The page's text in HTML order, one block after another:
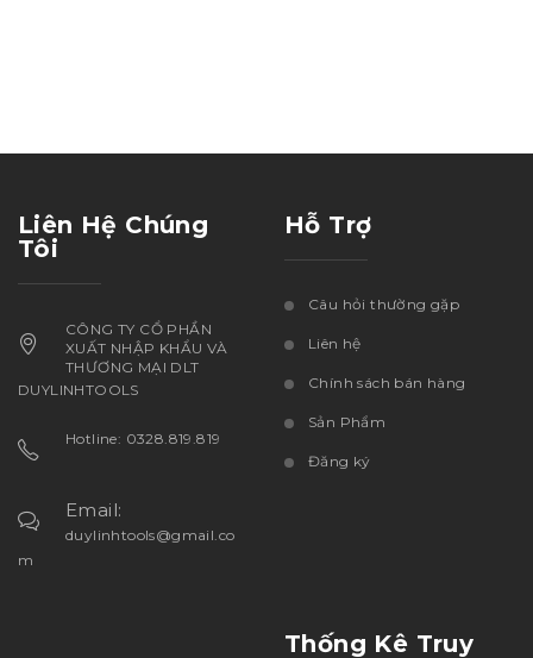
Liên Hệ Chúng
Tôi
CÔNG TY CỔ PHẦN
XUẤT NHẬP KHẨU VÀ
THƯƠNG MẠI DLT
DUYLINHTOOLS
Hotline: 0328.819.819
Email:
duylinhtools@gmail.co
m
Hỗ Trợ
Câu hỏi thường gặp
Liên hệ
Chính sách bán hàng
Sản Phẩm
Đăng ký
Thống Kê Truy